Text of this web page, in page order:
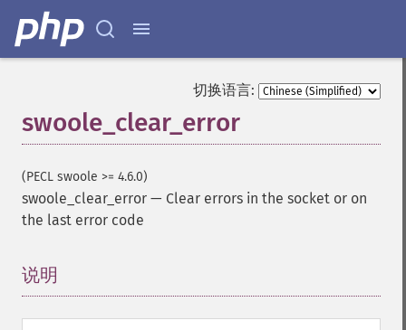
切换语言:
swoole_clear_error
(PECL swoole >= 4.6.0)
swoole_clear_error — Clear errors in the socket or on
the last error code
说明